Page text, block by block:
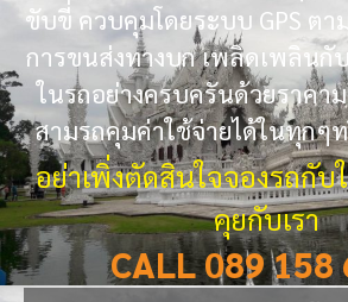
ขับขี่ ควบคุมโดยระบบ GPS ตา
การขนส่งทางบก เพลิดเพลินกั
ในรถอย่างครบครันด้วยราคา
สามรถคุมค่าใช้จ่ายได้ในทุกๆ
อย่าเพิ่งตัดสินใจจองรถกับ
คุยกับเรา
CALL 089 158